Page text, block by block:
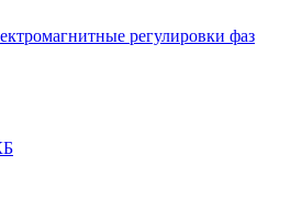
регулировки фаз